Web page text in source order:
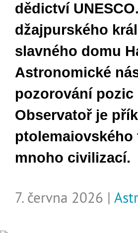
dědictví
džajpurského
slavného domu
Astronomické
pozorování
Observatoř je
mnoho civilizací.
7. června 2026 |